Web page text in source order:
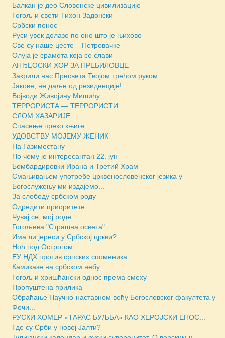
Балкан је део Словенске цивилизације
Гогољ и свети Тихон Задонски
Србски понос
Руси увек долазе по оно што је њихово
Све су наше цесте – Петровачке
Олуја је срамота која се слави
АНЂЕОСКИ ХОР ЗА ПРЕБИЛОВЦЕ
Закрили нас Пресвета Твојом трећом руком...
Јакове, не даље од резиденције!
Војводи Живојину Мишићу
ТЕРРОРИСТА — ТЕРРОРИСТИ...
СЛОМ ХАЗАРИЈЕ
Спасење преко књиге
УДОВСТВУ МОЈЕМУ ЖЕНИК
На Газиместану
По чему је интересантан 22. јун
Бомбардировки Ирана и Третий Храм
Смањивањем употребе црквенословенског језика у
Богослужењу ми издајемо...
За слободу србском роду
Одредити приоритете
Чувај се, мој роде
Гогољева "Страшна освета"
Има ли јереси у Србској цркви?
Ноћ под Острогом
ЕУ НДХ против српских споменика
Камиказе на србском небу
Гогољ и хришћански однос према смеху
Пропуштена прилика
Обраћање Научно-наставном већу Богословског факултета у
Фочи...
РУСКИ ХОМЕР «ТАРАС БУЉБА» КАО ХЕРОЈСКИ ЕПОС...
Где су Срби у новој Јалти?